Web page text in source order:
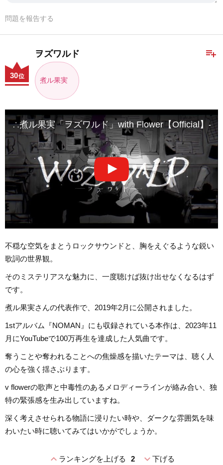
問題を報告する
playlist_add
ヲズワルド
煮ル果実
30位
∴煮ル果実「ヲズワルド」with Flower【Official】-
不穏な空気をまとうロックサウンドと、胸をえぐるような鋭い
歌詞の世界観。
そのミステリアスな魅力に、一度聴けば抜け出せなくなるはず
です。
煮ル果実さんの代表作で、2019年2月に公開されました。
1stアルバム『NOMAN』にも収録されている本作は、2023年11
月にYouTubeで100万再生を達成した人気曲です。
奪うことや奪われることへの焦燥感を描いたテーマは、聴く人
の心を強く揺さぶります。
v flowerの歌声と中毒性のあるメロディーラインが絡み合い、独
特の緊張感を生み出していますね。
深く考えさせられる物語に浸りたい時や、ダークな雰囲気を味
わいたい時に聴いてみてはいかがでしょうか。
expand_lessランキングを上げる 2 expand_more下げる